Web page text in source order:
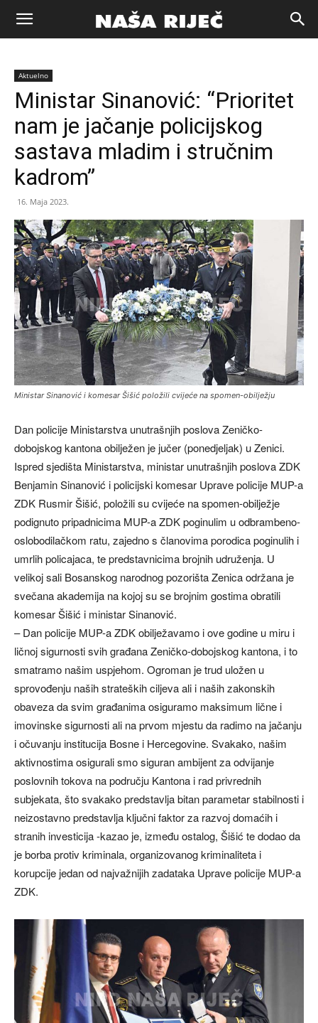
Naša
riječ
Aktuelno
Ministar Sinanović: “Prioritet
nam je jačanje policijskog
sastava mladim i stručnim
kadrom”
16. Maja 2023.
Ministar Sinanović i komesar Šišić položili cvijeće na spomen-obilježju
Dan policije Ministarstva unutrašnjih poslova Zeničko-
dobojskog kantona obilježen je jučer (ponedjeljak) u Zenici.
Ispred sjedišta Ministarstva, ministar unutrašnjih poslova ZDK
Benjamin Sinanović i policijski komesar Uprave policije MUP-a
ZDK Rusmir Šišić, položili su cvijeće na spomen-obilježje
podignuto pripadnicima MUP-a ZDK poginulim u odbrambeno-
oslobodilačkom ratu, zajedno s članovima porodica poginulih i
umrlih policajaca, te predstavnicima brojnih udruženja. U
velikoj sali Bosanskog narodnog pozorišta Zenica održana je
svečana akademija na kojoj su se brojnim gostima obratili
komesar Šišić i ministar Sinanović.
– Dan policije MUP-a ZDK obilježavamo i ove godine u miru i
ličnoj sigurnosti svih građana Zeničko-dobojskog kantona, i to
smatramo našim uspjehom. Ogroman je trud uložen u
sprovođenju naših strateških ciljeva ali i naših zakonskih
obaveza da svim građanima osiguramo maksimum lične i
imovinske sigurnosti ali na prvom mjestu da radimo na jačanju
i očuvanju institucija Bosne i Hercegovine. Svakako, našim
aktivnostima osigurali smo siguran ambijent za odvijanje
poslovnih tokova na području Kantona i rad privrednih
subjekata, što svakako predstavlja bitan parametar stabilnosti i
neizostavno predstavlja ključni faktor za razvoj domaćih i
stranih investicija -kazao je, između ostalog, Šišić te dodao da
je borba protiv kriminala, organizovanog kriminaliteta i
korupcije jedan od najvažnijih zadataka Uprave policije MUP-a
ZDK.